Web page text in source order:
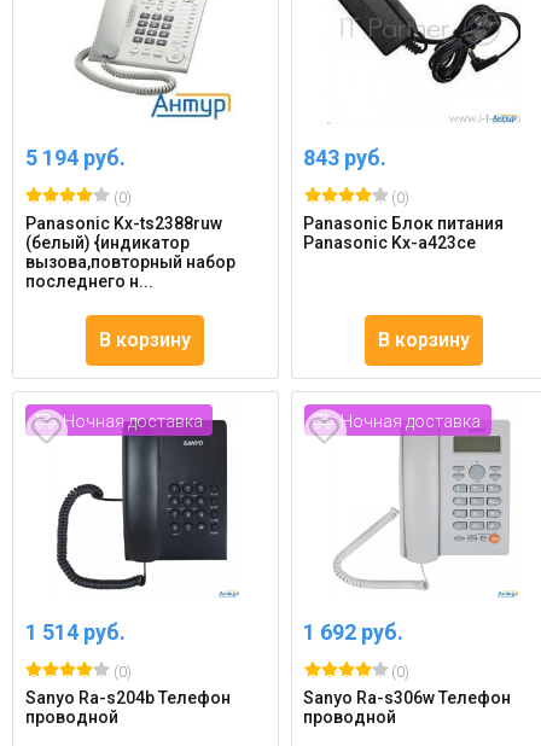
5 194 руб.
(0)
Panasonic Kx-ts2388ruw
(белый) {индикатор
вызова,повторный набор
последнего н...
В корзину
843 руб.
(0)
Panasonic Блок питания
Panasonic Kx-a423ce
В корзину
Ночная доставка
1 514 руб.
(0)
Sanyo Ra-s204b Телефон
проводной
Ночная доставка
1 692 руб.
(0)
Sanyo Ra-s306w Телефон
проводной